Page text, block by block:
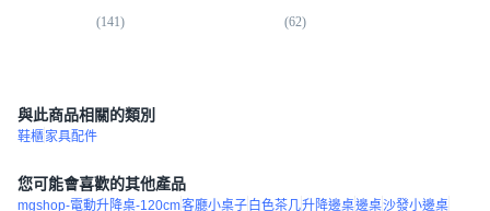
(141) (62)
與此商品相關的類別
鞋櫃家具配件
您可能會喜歡的其他產品
mgshop-電動升降桌-120cm客廳小桌子白色茶几升降邊桌邊桌沙發小邊桌